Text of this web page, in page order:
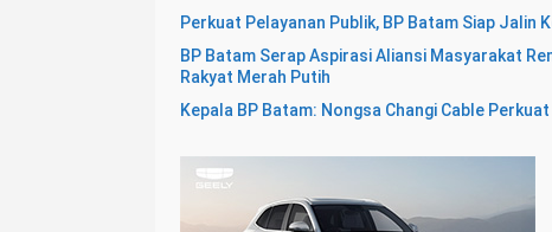
Perkuat Pelayanan Publik, BP Batam Siap
BP Batam Serap Aspirasi Aliansi Masyarakat
Rakyat Merah Putih
Kepala BP Batam: Nongsa Changi Cable